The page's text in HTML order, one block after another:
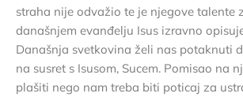
straha nije odvažio te je njegove talente
današnjem evanđelju Isus izravno
Današnja svetkovina želi nas potaknuti
na susret s Isusom, Sucem. Pomisao na
plašiti nego nam treba biti poticaj za